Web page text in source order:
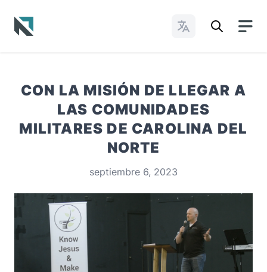
Cambiar idioma
CON LA MISIÓN DE LLEGAR A
LAS COMUNIDADES
MILITARES DE CAROLINA DEL
NORTE
septiembre 6, 2023